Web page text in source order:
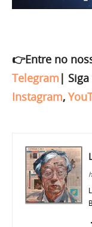
👉Entre no
Telegram |
Instagram,